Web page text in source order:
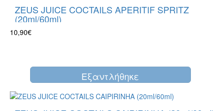
ZEUS JUICE COCTAILS APERITIF SPRITZ
(20ml/60ml)
10,90€
Eξαντλήθηκε